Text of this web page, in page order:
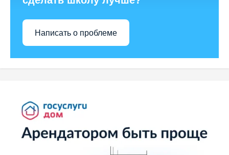
Написать о проблеме